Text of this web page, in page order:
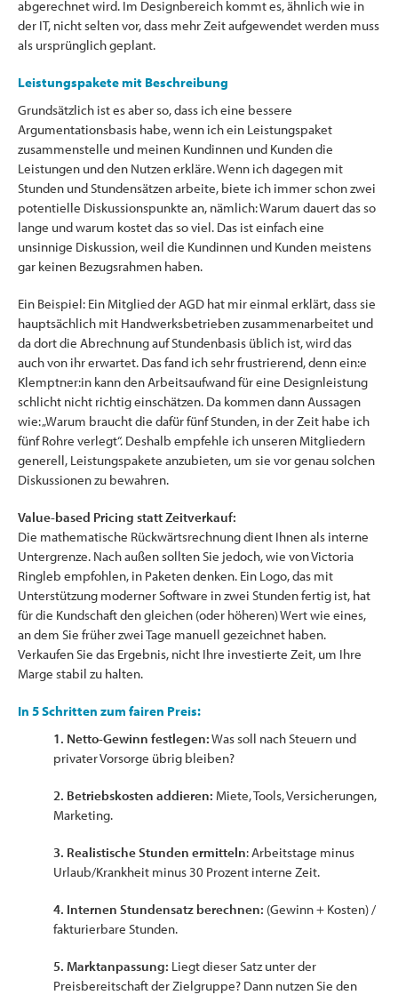
abgerechnet wird. Im Designbereich kommt es, ähnlich wie in
der IT, nicht selten vor, dass mehr Zeit aufgewendet werden muss
als ursprünglich geplant.
Leistungspakete mit Beschreibung
Grundsätzlich ist es aber so, dass ich eine bessere
Argumentationsbasis habe, wenn ich ein Leistungspaket
zusammenstelle und meinen Kundinnen und Kunden die
Leistungen und den Nutzen erkläre. Wenn ich dagegen mit
Stunden und Stundensätzen arbeite, biete ich immer schon zwei
potentielle Diskussionspunkte an, nämlich: Warum dauert das so
lange und warum kostet das so viel. Das ist einfach eine
unsinnige Diskussion, weil die Kundinnen und Kunden meistens
gar keinen Bezugsrahmen haben.
Ein Beispiel: Ein Mitglied der AGD hat mir einmal erklärt, dass sie
hauptsächlich mit Handwerksbetrieben zusammenarbeitet und
da dort die Abrechnung auf Stundenbasis üblich ist, wird das
auch von ihr erwartet. Das fand ich sehr frustrierend, denn ein:e
Klemptner:in kann den Arbeitsaufwand für eine Designleistung
schlicht nicht richtig einschätzen. Da kommen dann Aussagen
wie: „Warum braucht die dafür fünf Stunden, in der Zeit habe ich
fünf Rohre verlegt“. Deshalb empfehle ich unseren Mitgliedern
generell, Leistungspakete anzubieten, um sie vor genau solchen
Diskussionen zu bewahren.
Value-based Pricing statt Zeitverkauf:
Die mathematische Rückwärtsrechnung dient Ihnen als interne
Untergrenze. Nach außen sollten Sie jedoch, wie von Victoria
Ringleb empfohlen, in Paketen denken. Ein Logo, das mit
Unterstützung moderner Software in zwei Stunden fertig ist, hat
für die Kundschaft den gleichen (oder höheren) Wert wie eines,
an dem Sie früher zwei Tage manuell gezeichnet haben.
Verkaufen Sie das Ergebnis, nicht Ihre investierte Zeit, um Ihre
Marge stabil zu halten.
In 5 Schritten zum fairen Preis:
1. Netto-Gewinn festlegen:Was soll nach Steuern und
privater Vorsorge übrig bleiben?
2. Betriebskosten addieren: Miete, Tools, Versicherungen,
Marketing.
3. Realistische Stunden ermitteln: Arbeitstage minus
Urlaub/Krankheit minus 30 Prozent interne Zeit.
4. Internen Stundensatz berechnen: (Gewinn + Kosten) /
fakturierbare Stunden.
5. Marktanpassung: Liegt dieser Satz unter der
Preisbereitschaft der Zielgruppe? Dann nutzen Sie den